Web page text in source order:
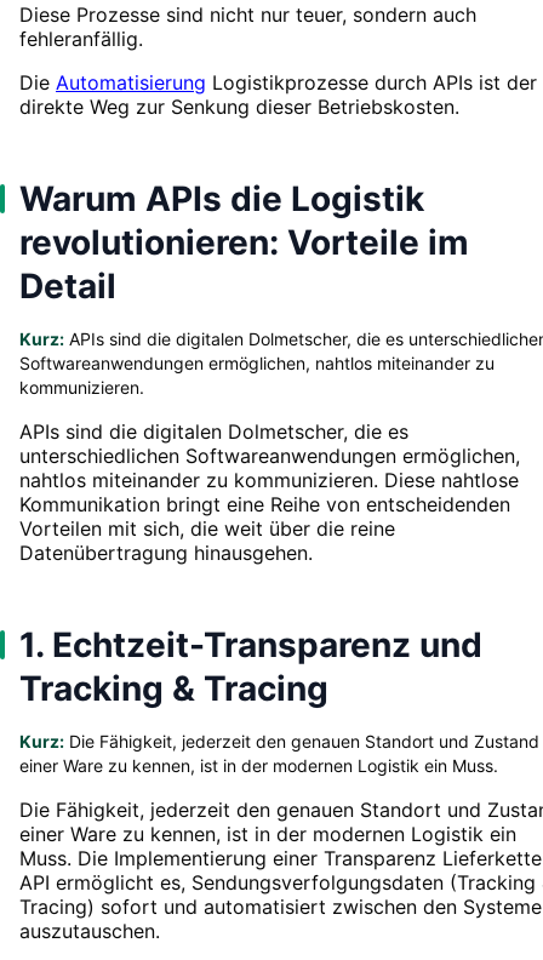
Diese Prozesse sind nicht nur teuer, sondern auch
fehleranfällig.
Die Automatisierung Logistikprozesse durch APIs ist der
direkte Weg zur Senkung dieser Betriebskosten.
Warum APIs die Logistik
revolutionieren: Vorteile im
Detail
Kurz: APIs sind die digitalen Dolmetscher, die es
Softwareanwendungen ermöglichen, nahtlos miteinander zu
kommunizieren.
APIs sind die digitalen Dolmetscher, die es
unterschiedlichen Softwareanwendungen ermöglichen,
nahtlos miteinander zu kommunizieren. Diese nahtlose
Kommunikation bringt eine Reihe von entscheidenden
Vorteilen mit sich, die weit über die reine
Datenübertragung hinausgehen.
1. Echtzeit-Transparenz und
Tracking & Tracing
Kurz: Die Fähigkeit, jederzeit den genauen Standort und Zustand
einer Ware zu kennen, ist in der modernen Logistik ein Muss.
Die Fähigkeit, jederzeit den genauen Standort und
einer Ware zu kennen, ist in der modernen Logistik ein
Muss. Die Implementierung einer Transparenz Lieferkette
API ermöglicht es, Sendungsverfolgungsdaten (Tracking
Tracing) sofort und automatisiert zwischen den
auszutauschen.